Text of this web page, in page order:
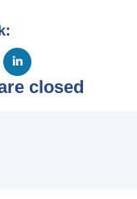
closed